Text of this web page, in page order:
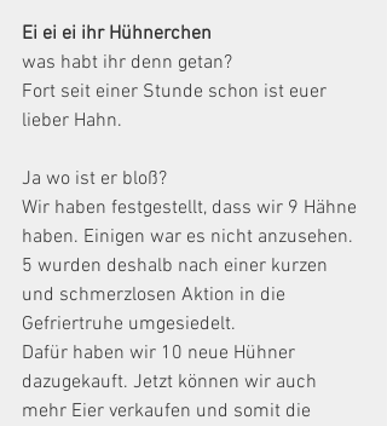
Ei ei ei ihr Hühnerchen
was habt ihr denn getan?
Fort seit einer Stunde schon ist euer
lieber Hahn.
Ja wo ist er bloß?
Wir haben festgestellt, dass wir 9 Hähne
haben. Einigen war es nicht anzusehen.
5 wurden deshalb nach einer kurzen
und schmerzlosen Aktion in die
Gefriertruhe umgesiedelt.
Dafür haben wir 10 neue Hühner
dazugekauft. Jetzt können wir auch
mehr Eier verkaufen und somit die